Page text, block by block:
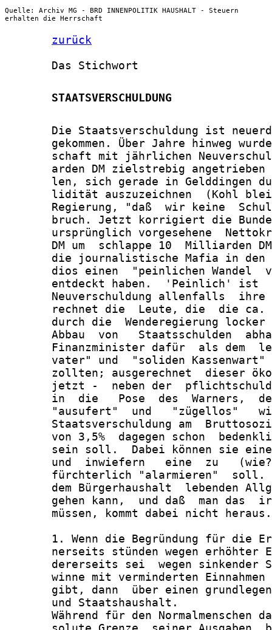
Quelle: Archiv MG - BRD INNENPOLITIK HAUSHALT - Steuern
erhalten die Herrschaft
zurück
       Das Stichwort
       STAATSVERSCHULDUNG